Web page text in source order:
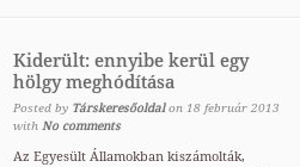
Kiderült: ennyibe kerül egy
hölgy meghódítása
Posted by Társkeresőoldal on 18 február 2013
with No comments
Az Egyesült Államokban kiszámolták,